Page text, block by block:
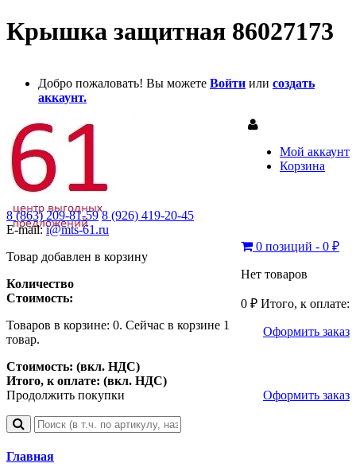
Крышка защитная 86027173
Добро пожаловать! Вы можете Войти или создать
аккаунт.
Мой аккаунт
Корзина
8 (863) 209-81-59 8 (926) 419-20-45
E-mail:i@mts-61.ru
0 позиций - 0 ₽
Нет товаров
0 ₽ Итого, к оплате:
Оформить заказ
Товар добавлен в корзину
Количество
Стоимость:
Товаров в корзине: 0. Сейчас в корзине 1
товар.
Стоимость: (вкл. НДС)
Итого, к оплате: (вкл. НДС)
Продолжить покупки
Оформить заказ
Главная